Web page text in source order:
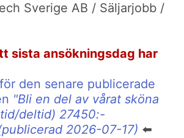
Sverige AB / Säljarjobb /
sista ansökningsdag har
den senare publicerade
"Bli en del av vårat sköna
deltid) 27450:-
2026-07-17) ⬅️